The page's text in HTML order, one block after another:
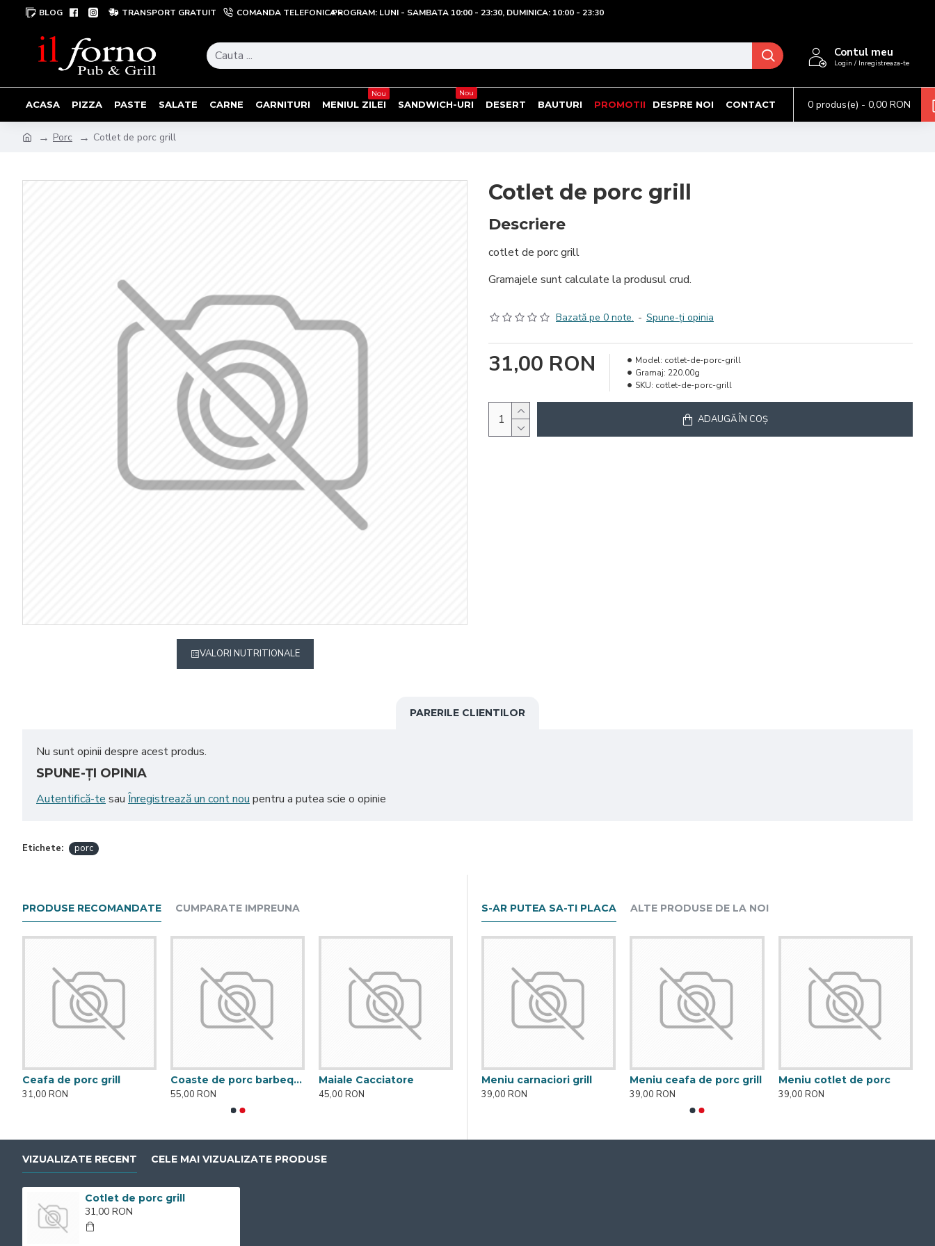
BLOG TRANSPORT GRATUIT COMANDA TELEFONICAPROGRAM: LUNI - SAMBATA 10:00 - 23:30, DUMINICA: 10:00 - 23:30
Contul meu
Login / Inregistreaza-te
ACASA PIZZA PASTE SALATE CARNE GARNITURI MENIUL ZILEI
Nou
SANDWICH-URI
Nou
DESERT BAUTURI PROMOTII DESPRE NOI CONTACT 0 produs(e) - 0,00 RON
Porc Cotlet de porc grill
VALORI NUTRITIONALE
Cotlet de porc grill
Descriere
cotlet de porc grill
Gramajele sunt calculate la produsul crud.
Bazată pe 0 note. - Spune-ţi opinia
31,00 RON Model: cotlet-de-porc-grill
Gramaj: 220.00g
SKU: cotlet-de-porc-grill
ADAUGĂ ÎN COŞ
PARERILE CLIENTILOR
Nu sunt opinii despre acest produs.
SPUNE-ŢI OPINIA
Autentifică-te sau Înregistrează un cont nou pentru a putea scie o opinie
Etichete: porc
PRODUSE RECOMANDATE CUMPARATE IMPREUNA
Ceafa de porc grill
31,00 RON
Coaste de porc barbeque
55,00 RON
Maiale Cacciatore
45,00 RON
S-AR PUTEA SA-TI PLACA ALTE PRODUSE DE LA NOI
Ceafa de porc grill
31,00 RON
55,00 RON
Maiale Cacciatore
45,00 RON
Meniu carnaciori grill
39,00 RON
Meniu ceafa de porc grill
39,00 RON
Meniu cotlet de porc
39,00 RON
VIZUALIZATE RECENT CELE MAI VIZUALIZATE PRODUSE
Cotlet de porc grill
31,00 RON